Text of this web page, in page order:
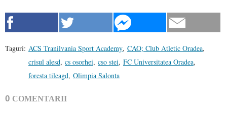
Taguri: ACS Tranilvania Sport Academy, CAO; Club Atletic Oradea,
crisul alesd, cs osorhei, cso stei, FC Universitatea Oradea,
foresta tileagd, Olimpia Salonta
0 COMENTARII